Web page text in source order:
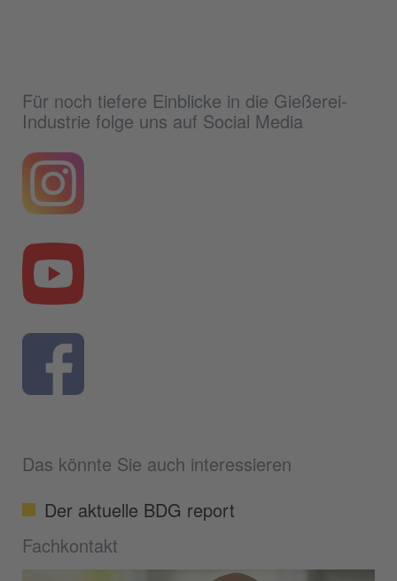
Für noch tiefere Einblicke in die Gießerei-
Industrie folge uns auf Social Media
Das könnte Sie auch interessieren
Der aktuelle BDG report
Fachkontakt